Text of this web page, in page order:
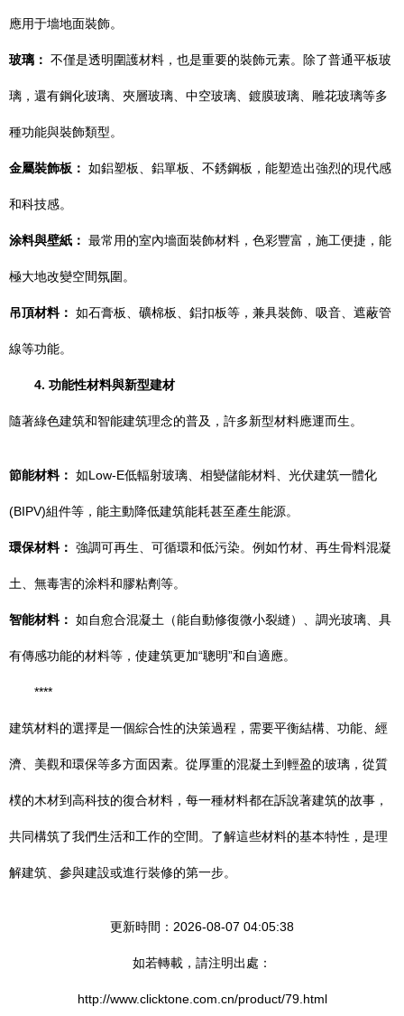
應用于墻地面裝飾。
玻璃： 不僅是透明圍護材料，也是重要的裝飾元素。除了普通平板玻
璃，還有鋼化玻璃、夾層玻璃、中空玻璃、鍍膜玻璃、雕花玻璃等多
種功能與裝飾類型。
金屬裝飾板： 如鋁塑板、鋁單板、不銹鋼板，能塑造出強烈的現代感
和科技感。
涂料與壁紙： 最常用的室內墻面裝飾材料，色彩豐富，施工便捷，能
極大地改變空間氛圍。
吊頂材料： 如石膏板、礦棉板、鋁扣板等，兼具裝飾、吸音、遮蔽管
線等功能。
4. 功能性材料與新型建材
隨著綠色建筑和智能建筑理念的普及，許多新型材料應運而生。
節能材料： 如Low-E低輻射玻璃、相變儲能材料、光伏建筑一體化
(BIPV)組件等，能主動降低建筑能耗甚至產生能源。
環保材料： 強調可再生、可循環和低污染。例如竹材、再生骨料混凝
土、無毒害的涂料和膠粘劑等。
智能材料： 如自愈合混凝土（能自動修復微小裂縫）、調光玻璃、具
有傳感功能的材料等，使建筑更加“聰明”和自適應。
****
建筑材料的選擇是一個綜合性的決策過程，需要平衡結構、功能、經
濟、美觀和環保等多方面因素。從厚重的混凝土到輕盈的玻璃，從質
樸的木材到高科技的復合材料，每一種材料都在訴說著建筑的故事，
共同構筑了我們生活和工作的空間。了解這些材料的基本特性，是理
解建筑、參與建設或進行裝修的第一步。
更新時間：2026-08-07 04:05:38
如若轉載，請注明出處：
http://www.clicktone.com.cn/product/79.html